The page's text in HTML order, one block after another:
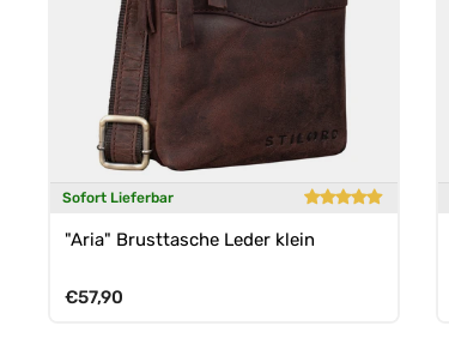
Sofort Lieferbar
"Aria" Brusttasche Leder klein
Normaler Preis
€57,90